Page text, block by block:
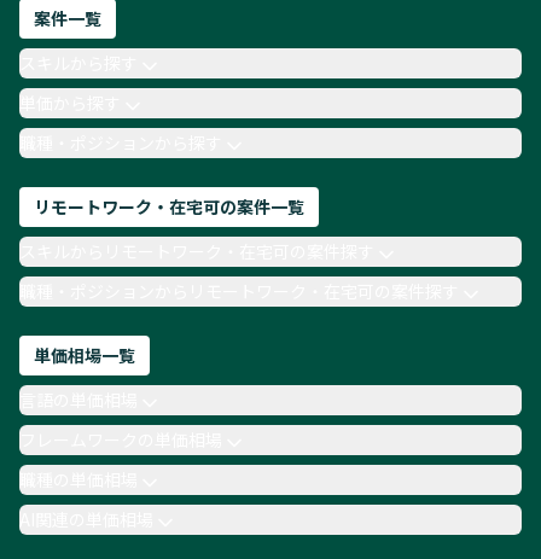
ネットワークエンジニア
AIエンジニア
Webデザイナー
月収100万円 業務委託
COBOL
Ruby
TypeScript
Laravel AWS
案件一覧
単価から探す
職種・ポジションから探す
リモートワーク・在宅可の案件一覧
職種・ポジションからリモートワーク・在宅可の案件探す
単価相場一覧
職種の単価相場
AI関連の単価相場